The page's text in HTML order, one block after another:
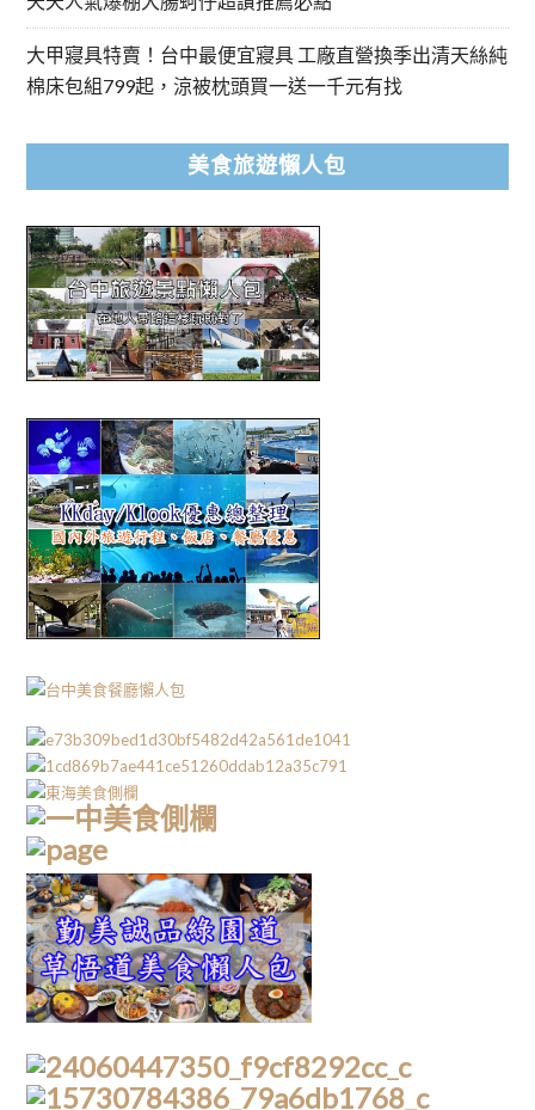
大甲寢具特賣！台中最便宜寢具 工廠直營換季出清天絲純
棉床包組799起，涼被枕頭買一送一千元有找
美食旅遊懶人包